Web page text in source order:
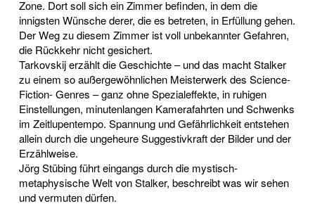
Zone. Dort soll sich ein Zimmer befinden, in dem die
innigsten Wünsche derer, die es betreten, in Erfüllung gehen.
Der Weg zu diesem Zimmer ist voll unbekannter Gefahren,
die Rückkehr nicht gesichert.
Tarkovskij erzählt die Geschichte – und das macht Stalker
zu einem so außergewöhnlichen Meisterwerk des Science-
Fiction- Genres – ganz ohne Spezialeffekte, in ruhigen
Einstellungen, minutenlangen Kamerafahrten und Schwenks
im Zeitlupentempo. Spannung und Gefährlichkeit entstehen
allein durch die ungeheure Suggestivkraft der Bilder und der
Erzählweise.
Jörg Stübing führt eingangs durch die mystisch-
metaphysische Welt von Stalker, beschreibt was wir sehen
und vermuten dürfen.